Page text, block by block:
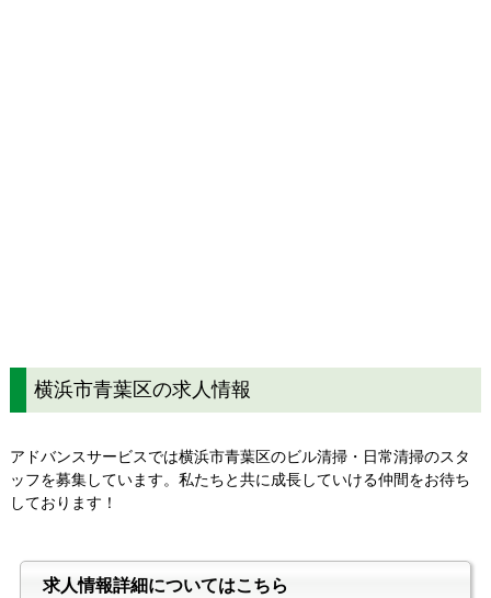
横浜市青葉区の求人情報
アドバンスサービスでは横浜市青葉区のビル清掃・日常清掃のスタ
ッフを募集しています。私たちと共に成長していける仲間をお待ち
しております！
求人情報詳細についてはこちら